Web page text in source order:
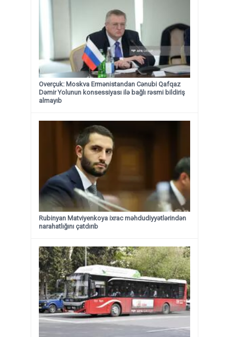
Overçuk: Moskva Ermənistandan Cənubi Qafqaz
Dəmir Yolunun konsessiyası ilə bağlı rəsmi bildiriş
almayıb
Rubinyan Matviyenkoya ixrac məhdudiyyətlərindən
narahatlığını çatdırıb